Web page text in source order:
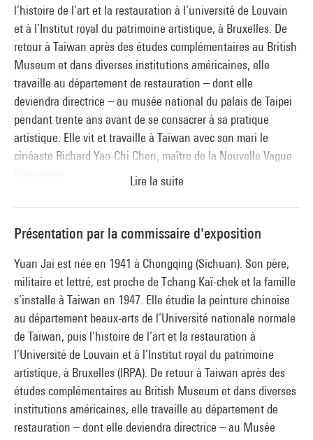
l’histoire de l’art et la restauration à l’université de Louvain
et à l’Institut royal du patrimoine artistique, à Bruxelles. De
retour à Taiwan après des études complémentaires au British
Museum et dans diverses institutions américaines, elle
travaille au département de restauration – dont elle
deviendra directrice – au musée national du palais de Taipei
pendant trente ans avant de se consacrer à sa pratique
artistique. Elle vit et travaille à Taïwan avec son mari le
cinéaste Richard Yao-Chi Chen, maître de la Nouvelle Vague
Yuan Jai produit des œuvres de grand format à l’encre sur
soie, support qu’elle apprécie pour les déformations du motif
autorisés par sa fluidité, les reliefs de sa trame et sa capacité
à soutenir le poids des couleurs obtenues à partir de
pigments minéraux (azurite, vermillon, orpiment, malachite).
La couleur éclatante répond au souci du détail, l’expansion
jubilatoire et organique des formes à la maîtrise du tracé
acquise par une longue pratique de la calligraphie. Paysages
luxuriants, bestiaires fantasmagoriques, éléments
biographiques et motifs contemporains s’entremêlent de
références à l’histoire de l’art occidental et chinois.
Revendiquant son autonomie et la singularité de son
expression, Yuan Jai occupe une place centrale dans l’art
Lire la suite
Présentation par la commissaire d'exposition
Yuan Jai est née en 1941 à Chongqing (Sichuan). Son père,
militaire et lettré, est proche de Tchang Kaï-chek et la famille
s’installe à Taiwan en 1947. Elle étudie la peinture chinoise
au département beaux-arts de l’Université nationale normale
de Taïwan, puis l’histoire de l’art et la restauration à
l’Université de Louvain et à l’Institut royal du patrimoine
artistique, à Bruxelles (IRPA). De retour à Taiwan après des
études complémentaires au British Museum et dans diverses
institutions américaines, elle travaille au département de
restauration – dont elle deviendra directrice – au Musée